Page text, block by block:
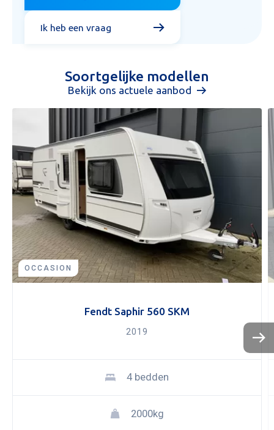
KOPEN
Aanvraag inruilvoorstel
Ik heb een vraag
Soortgelijke modellen
Bekijk ons actuele aanbod
OCCASION
Fendt Saphir 560 SKM
2019
4 bedden
2000kg